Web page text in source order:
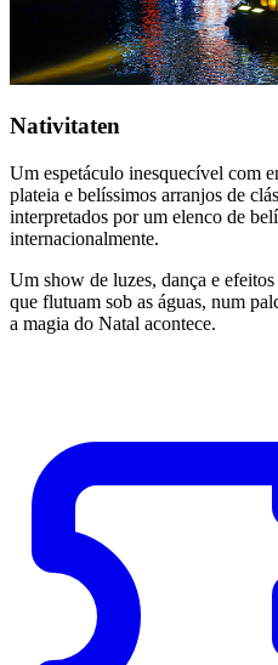
Nativitaten
Um espetáculo inesquecível com
plateia e belíssimos arranjos de
interpretados por um elenco de
internacionalmente.
Um show de luzes, dança e
que flutuam sob as águas, num
a magia do Natal acontece.